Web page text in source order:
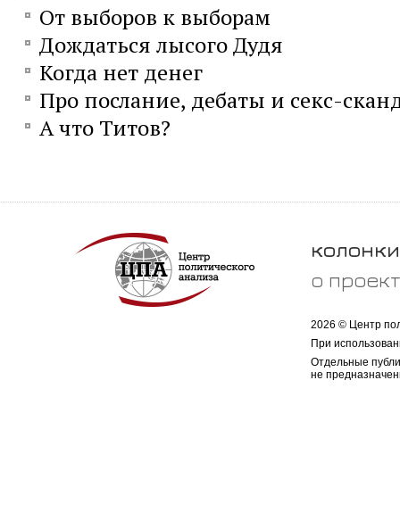
От выборов к выборам
Дождаться лысого Дудя
Когда нет денег
Про послание, дебаты и секс-
А что Титов?
колонки
о
2026 © Центр
При
Отдельные
не